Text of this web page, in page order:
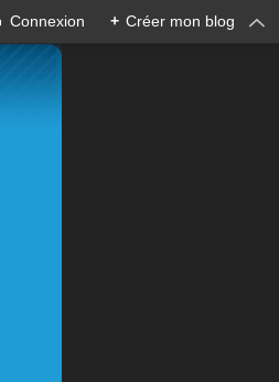
Connexion + Créer mon blog